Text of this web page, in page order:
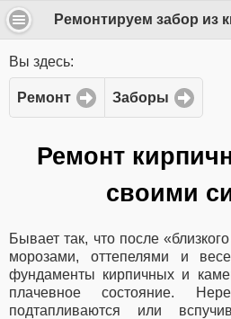
Вы здесь:
Ремонт Заборы
Ремонт
своими
Бывает так, что после
морозами, оттепелями и
фундаменты кирпичных и
плачевное состояние.
подтапливаются или